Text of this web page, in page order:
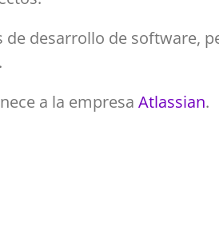
de desarrollo de software,
.
a la empresa Atlassian.